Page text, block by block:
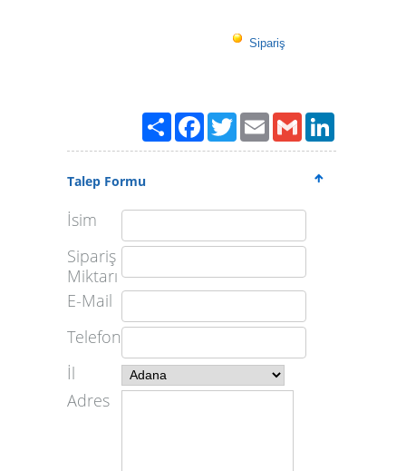
Sipariş
PaylaşFacebook
TwitterEmailGmail
Talep Formu
İsim
Sipariş
Miktarı
E-Mail
Telefon
İl
Adres